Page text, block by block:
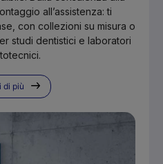
all’assistenza: ti
con collezioni su misura o
studi dentistici e laboratori
di più